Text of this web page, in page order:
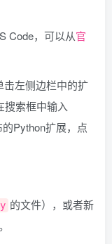
Code，可以从官
击左侧边栏中的扩
搜索框中输入
Python扩展，点
的文件），或者新